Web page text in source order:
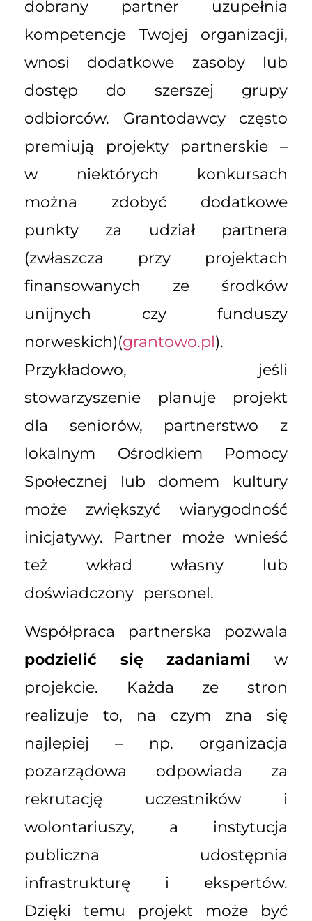
dobrany partner uzupełnia
kompetencje Twojej organizacji,
wnosi dodatkowe zasoby lub
dostęp do szerszej grupy
odbiorców. Grantodawcy często
premiują projekty partnerskie –
w niektórych konkursach
można zdobyć dodatkowe
punkty za udział partnera
(zwłaszcza przy projektach
finansowanych ze środków
unijnych czy funduszy
norweskich)(grantowo.pl).
Przykładowo, jeśli
stowarzyszenie planuje projekt
dla seniorów, partnerstwo z
lokalnym Ośrodkiem Pomocy
Społecznej lub domem kultury
może zwiększyć wiarygodność
inicjatywy. Partner może wnieść
też wkład własny lub
doświadczony personel.
Współpraca partnerska pozwala
podzielić się zadaniami w
projekcie. Każda ze stron
realizuje to, na czym zna się
najlepiej – np. organizacja
pozarządowa odpowiada za
rekrutację uczestników i
wolontariuszy, a instytucja
publiczna udostępnia
infrastrukturę i ekspertów.
Dzięki temu projekt może być